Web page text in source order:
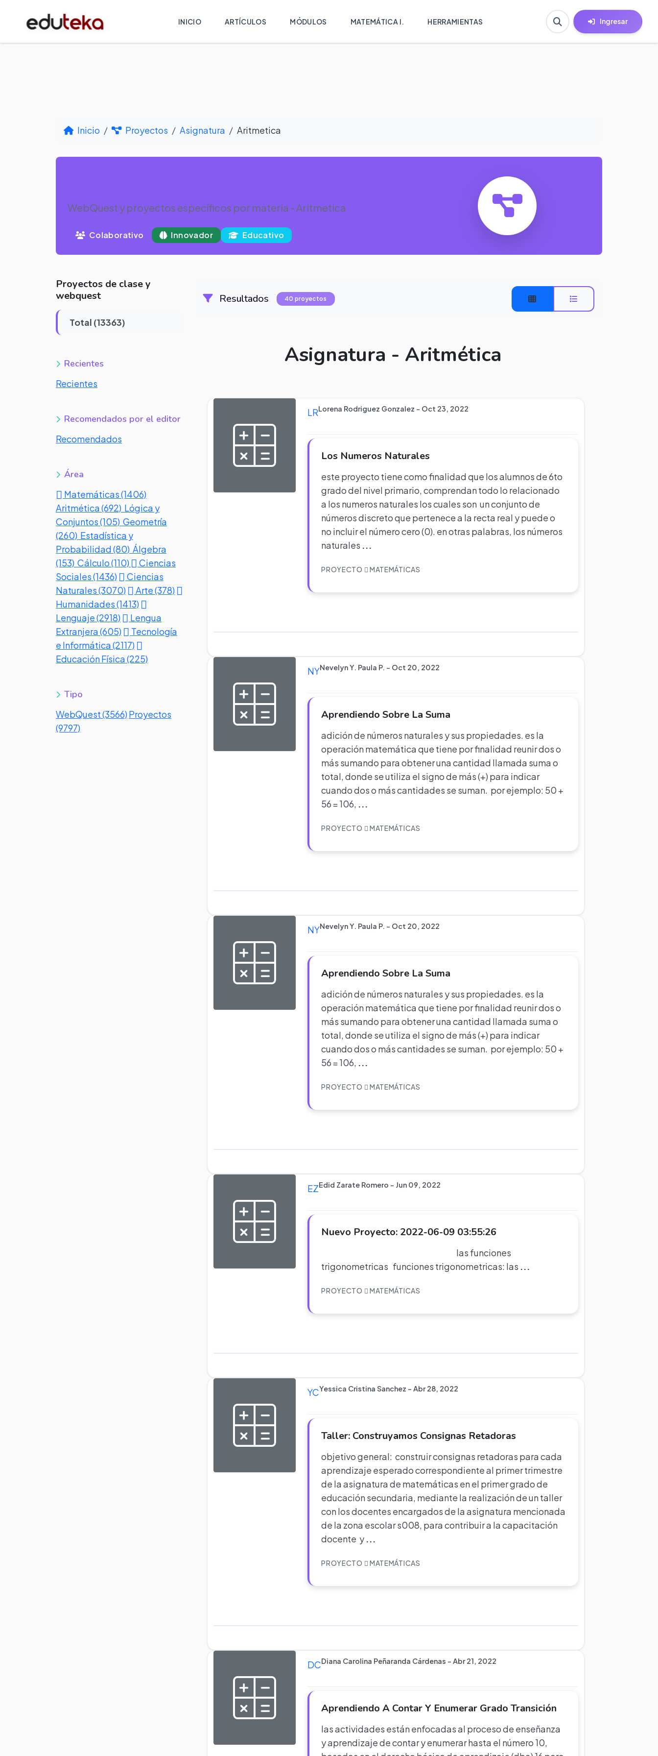
INICIO ARTÍCULOS MÓDULOS MATEMÁTICA I. HERRAMIENTAS Ingresar
Inicio Proyectos Asignatura Aritmetica
WebQuest y proyectos específicos por materia - Aritmetica
Colaborativo Innovador Educativo
Proyectos de clase y
webquest
Total (13363)
Recientes
Recientes
Recomendados por el editor
Recomendados
Área
Matemáticas (1406)
Aritmética (692) Lógica y
Conjuntos (105) Geometría
(260) Estadística y
Probabilidad (80) Álgebra
(153) Cálculo (110)
Ciencias
Sociales (1436)
Ciencias
Naturales (3070)
Arte (378)
Humanidades (1413)
Lenguaje (2918)
Lengua
Extranjera (605)
Tecnología
e Informática (2117)
Educación Física (225)
Tipo
WebQuest (3566) Proyectos
(9797)
Resultados 40 proyectos
Asignatura - Aritmética
LRLorena Rodriguez Gonzalez - Oct 23, 2022
Los Numeros Naturales
este proyecto tiene como finalidad que los alumnos de 6to
grado del nivel primario, comprendan todo lo relacionado
a los numeros naturales los cuales son un conjunto de
números discreto que pertenece a la recta real y puede o
no incluir el número cero (0). en otras palabras, los números
naturales ...
PROYECTO MATEMÁTICAS
NYNevelyn Y. Paula P. - Oct 20, 2022
Aprendiendo Sobre La Suma
adición de números naturales y sus propiedades. es la
operación matemática que tiene por finalidad reunir dos o
más sumando para obtener una cantidad llamada suma o
total, donde se utiliza el signo de más (+) para indicar
cuando dos o más cantidades se suman. por ejemplo: 50 +
56 = 106, ...
PROYECTO MATEMÁTICAS
NYNevelyn Y. Paula P. - Oct 20, 2022
Aprendiendo Sobre La Suma
adición de números naturales y sus propiedades. es la
operación matemática que tiene por finalidad reunir dos o
más sumando para obtener una cantidad llamada suma o
total, donde se utiliza el signo de más (+) para indicar
cuando dos o más cantidades se suman. por ejemplo: 50 +
56 = 106, ...
PROYECTO MATEMÁTICAS
EZEdid Zarate Romero - Jun 09, 2022
Nuevo Proyecto: 2022-06-09 03:55:26
las funciones
trigonometricas funciones trigonometricas: las ...
PROYECTO MATEMÁTICAS
YCYessica Cristina Sanchez - Abr 28, 2022
Taller: Construyamos Consignas Retadoras
objetivo general: construir consignas retadoras para cada
aprendizaje esperado correspondiente al primer trimestre
de la asignatura de matemáticas en el primer grado de
educación secundaria, mediante la realización de un taller
con los docentes encargados de la asignatura mencionada
de la zona escolar s008, para contribuir a la capacitación
docente y ...
PROYECTO MATEMÁTICAS
DCDiana Carolina Peñaranda Cárdenas - Abr 21, 2022
Aprendiendo A Contar Y Enumerar Grado Transición
las actividades están enfocadas al proceso de enseñanza
y aprendizaje de contar y enumerar hasta el número 10,